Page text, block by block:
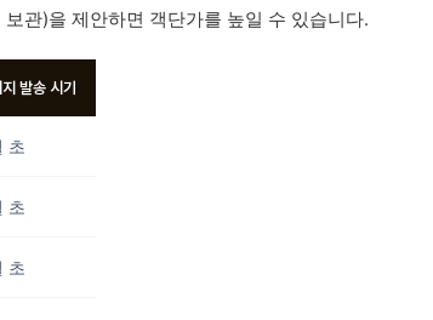
관)을 제안하면 객단가를 높일 수 있습니다.
발송 시기
초
초
초